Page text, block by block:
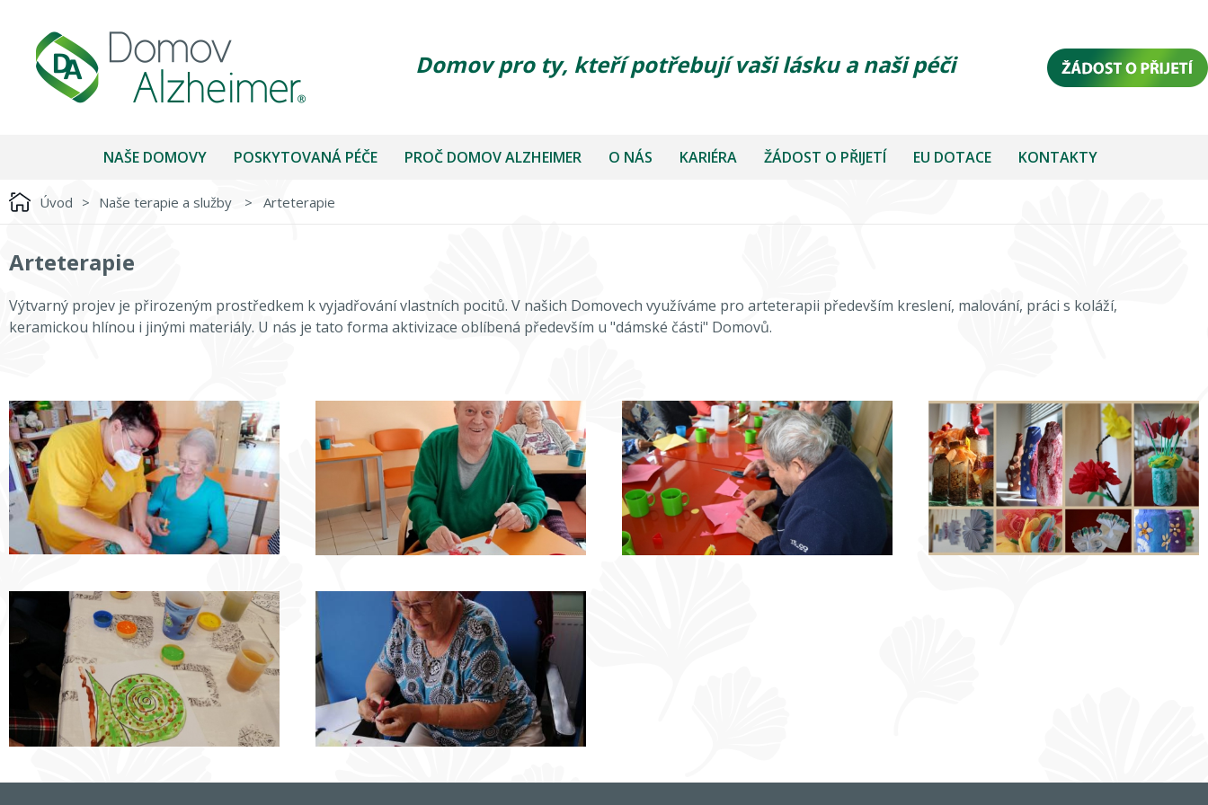
Domov pro ty, kteří potřebují vaši lásku a naši péči
NAŠE DOMOVY POSKYTOVANÁ PÉČE PROČ DOMOV ALZHEIMER O NÁS KARIÉRA ŽÁDOST O PŘIJETÍ EU DOTACE KONTAKTY
Úvod > Naše terapie a služby > Arteterapie
Arteterapie
Výtvarný projev je přirozeným prostředkem k vyjadřování vlastních pocitů. V našich Domovech využíváme pro arteterapii především kreslení, malování, práci s koláží,
keramickou hlínou i jinými materiály. U nás je tato forma aktivizace oblíbená především u "dámské části" Domovů.